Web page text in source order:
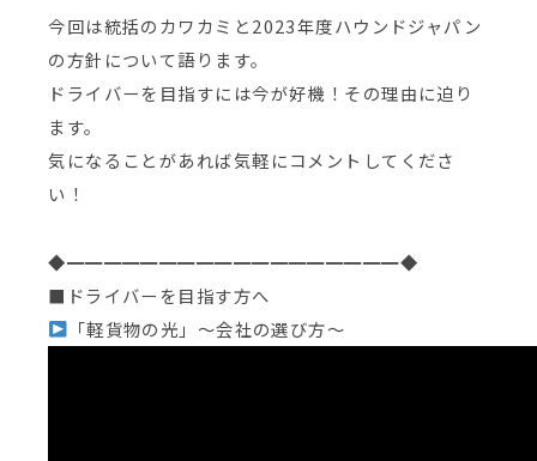
今回は統括のカワカミと2023年度ハウンドジャパン
の方針について語ります。
ドライバーを目指すには今が好機！その理由に迫り
ます。
気になることがあれば気軽にコメントしてくださ
い！
◆━━━━━━━━━━━━━━━━━━◆
■ドライバーを目指す方へ
「軽貨物の光」〜会社の選び方〜